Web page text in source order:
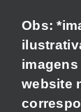
Obs:
website